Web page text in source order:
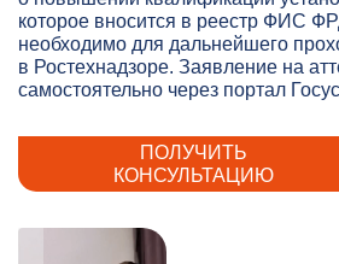
которое вносится в реестр ФИС
необходимо для дальнейшего
в Ростехнадзоре. Заявление на
самостоятельно через портал
ПОЛУЧИТЬ
КОНСУЛЬТАЦИЮ